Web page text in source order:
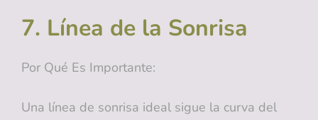
7. Línea de la Sonrisa
Por Qué Es Importante:
Una línea de sonrisa ideal sigue la curva del